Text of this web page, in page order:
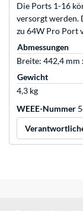
Die Ports 1-16
versorgt werden.
zu 64W Pro Port
Abmessungen
Breite: 442,4 mm
Gewicht
4,3 kg
WEEE-Nummer